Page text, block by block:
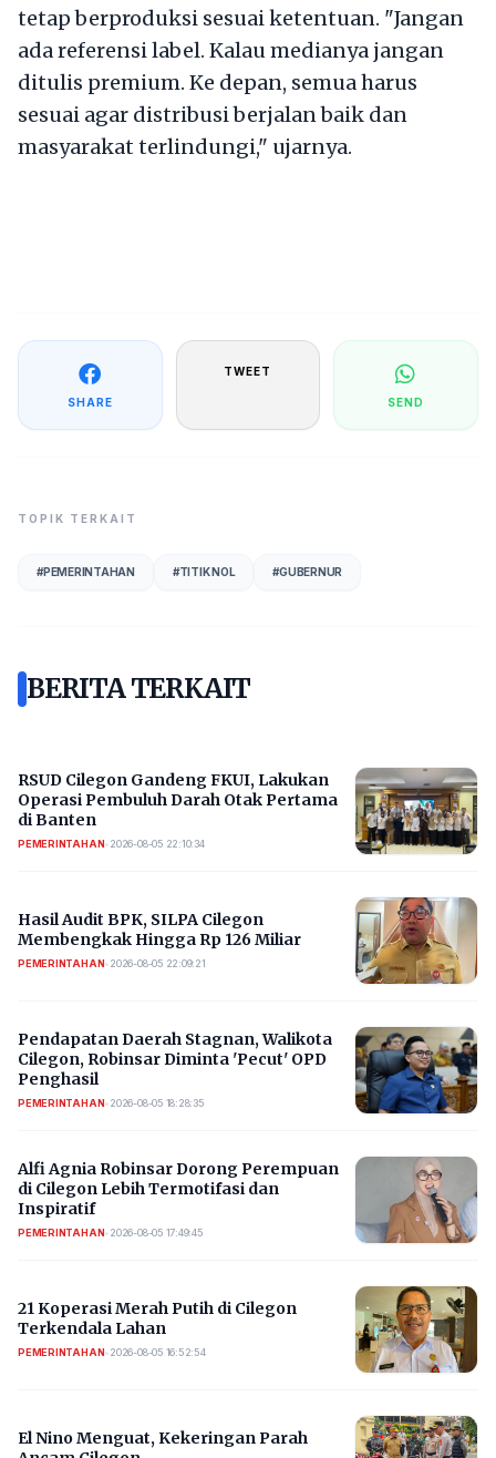
tetap berproduksi sesuai ketentuan. "Jangan
ada referensi label. Kalau medianya jangan
ditulis premium. Ke depan, semua harus
sesuai agar distribusi berjalan baik dan
masyarakat terlindungi," ujarnya.
SHARE
TWEET
SEND
TOPIK TERKAIT
#PEMERINTAHAN #TITIK NOL #GUBERNUR
BERITA TERKAIT
RSUD Cilegon Gandeng FKUI, Lakukan
Operasi Pembuluh Darah Otak Pertama
di Banten
PEMERINTAHAN• 2026-08-05 22:10:34
Hasil Audit BPK, SILPA Cilegon
Membengkak Hingga Rp 126 Miliar
PEMERINTAHAN• 2026-08-05 22:09:21
Pendapatan Daerah Stagnan, Walikota
Cilegon, Robinsar Diminta 'Pecut' OPD
Penghasil
PEMERINTAHAN• 2026-08-05 18:28:35
Alfi Agnia Robinsar Dorong Perempuan
di Cilegon Lebih Termotifasi dan
Inspiratif
PEMERINTAHAN• 2026-08-05 17:49:45
21 Koperasi Merah Putih di Cilegon
Terkendala Lahan
PEMERINTAHAN• 2026-08-05 16:52:54
El Nino Menguat, Kekeringan Parah